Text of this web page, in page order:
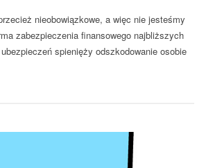
nieobowiązkowe, a więc nie jesteśmy
zabezpieczenia finansowego najbliższych
spienięży odszkodowanie osobie